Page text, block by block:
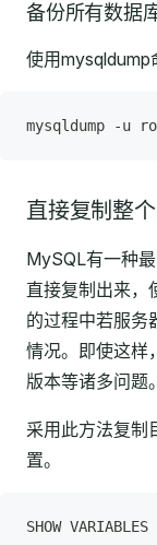
备份所有数据
使用mysqldump
mysqldump -u
直接复制整
MySQL有一种
直接复制出来，
的过程中若服务
情况。即使这样
版本等诸多问题。
采用此方法复制
置。
SHOW VARIABLES